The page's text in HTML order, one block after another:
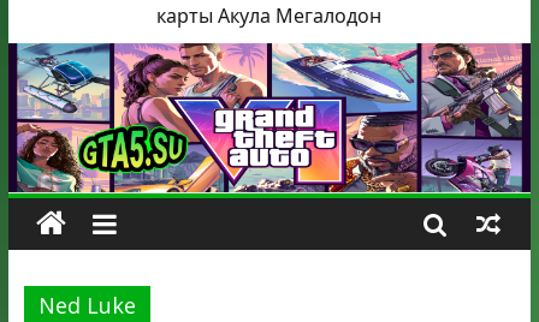
карты Акула Мегалодон
Ned Luke